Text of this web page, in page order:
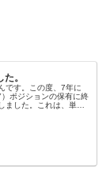
。
です。この度、7年に
ポジションの保有に終
ました。これは、単な